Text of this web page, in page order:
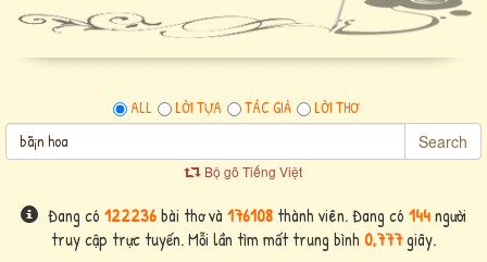
ALL LỜI TỰA TÁC GIẢ LỜI THƠ
Search
Bộ gõ Tiếng Việt
Đang có 122236bài thơ và 176108 thành viên. Đang có 144người
truy cập trực tuyến. Mỗi lần tìm mất trung bình 0,777giây.